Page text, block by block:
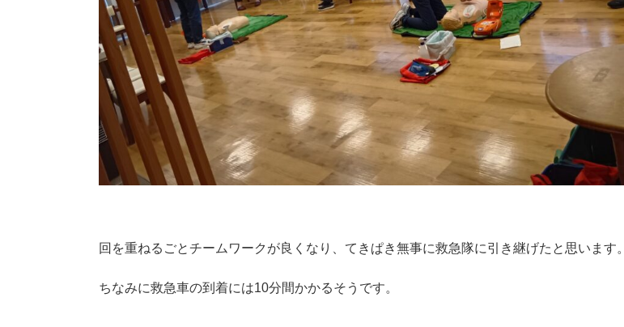
回を重ねるごとチームワークが良くなり、てきぱき無事に救急隊に引き継げたと思います。
ちなみに救急車の到着には10分間かかるそうです。